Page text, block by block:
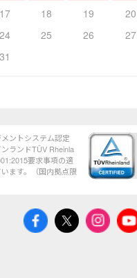
17 18 19 20
24 25 26 27
31
ントシステム認定
ランドTÜV Rheinla
要求事項の適
ます。（国内拠点限